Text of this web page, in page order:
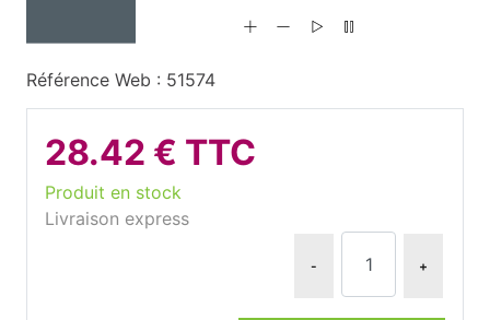
Référence Web : 51574
28.42 € TTC
Produit en stock
Livraison express
- +